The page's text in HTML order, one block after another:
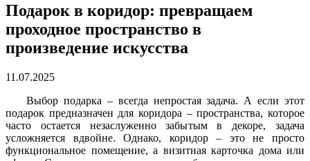
Подарок в коридор: превращаем
проходное пространство в
произведение искусства
11.07.2025
Выбор подарка – всегда непростая задача. А если этот
подарок предназначен для коридора – пространства, которое
часто остается незаслуженно забытым в декоре, задача
усложняется вдвойне. Однако, коридор – это не просто
функциональное помещение, а визитная карточка дома или